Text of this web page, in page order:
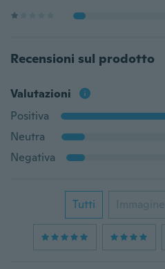
Recensioni sul prodotto
Valutazioni
Positiva
Neutra
Negativa
Tutti Immagine